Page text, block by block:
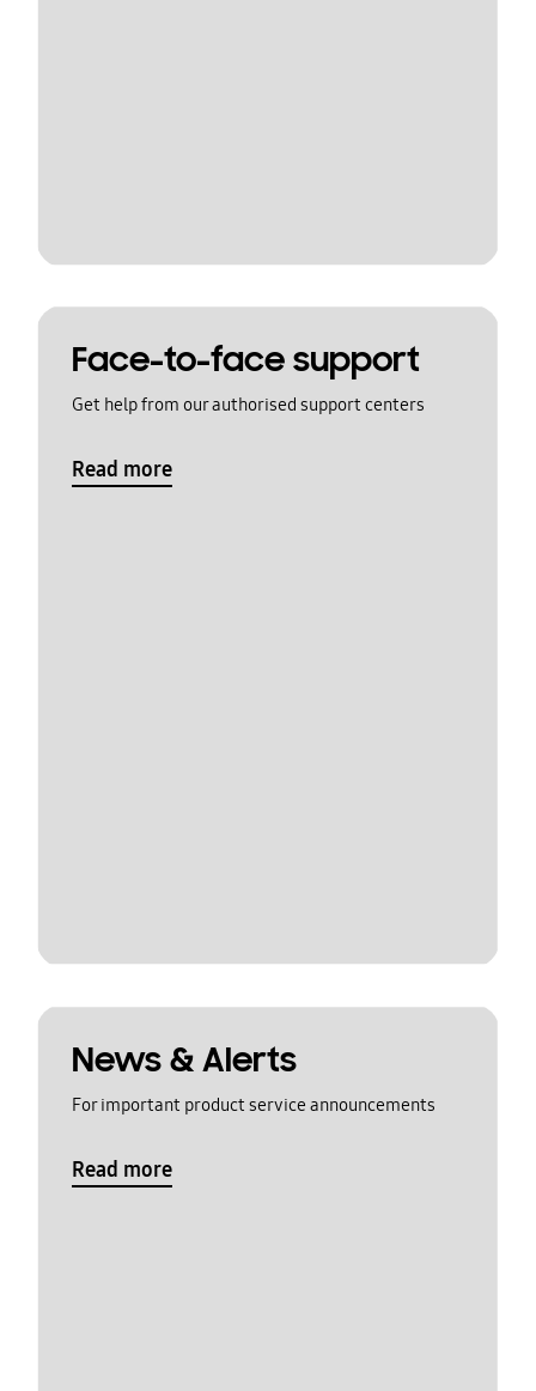
Face-to-face support
Get help from our authorised support centers
Read more
News & Alerts
For important product service announcements
Read more